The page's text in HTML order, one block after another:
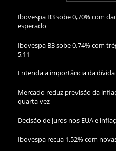
Ibovespa B3 sobe 0,70% com
esperado
Ibovespa B3 sobe 0,74% com
5,11
Entenda a importância da
Mercado reduz previsão da
quarta vez
Decisão de juros nos EUA e
Ibovespa recua 1,52% com